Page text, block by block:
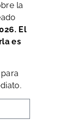
la
El
es